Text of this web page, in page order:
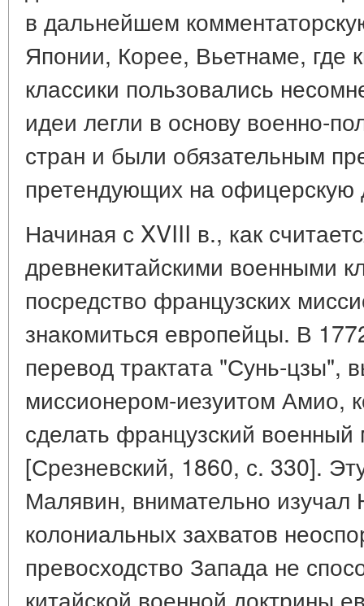
в дальнейшем
Японии, Корее, Вьетнаме, где
классики пользовались
идеи легли в основу военно-
стран и были обязательным
претендующих на офицерскую
Начиная с XVIII в., как
древнекитайскими военными
посредство французских
знакомиться европейцы. В
перевод трактата "Сунь-цзы",
миссионером-иезуитом Амио,
сделать французский
[Срезневский, 1860, с. 330].
Малявин, внимательно изучал
колониальных захватов
превосходство Запада не
китайской военной доктрины